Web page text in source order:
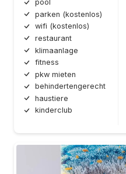
pool
parken (kostenlos)
wifi (kostenlos)
restaurant
klimaanlage
fitness
pkw mieten
behindertengerecht
haustiere
kinderclub